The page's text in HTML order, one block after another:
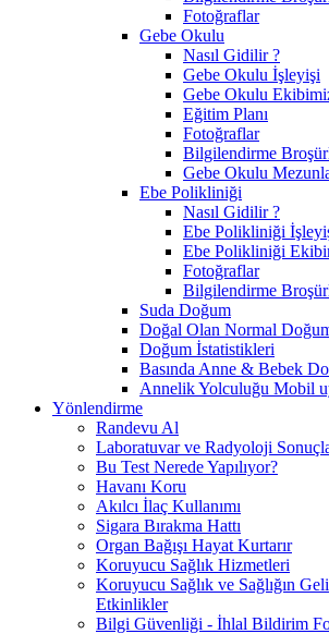
Fotoğraflar
Gebe Okulu
Nasıl Gidilir ?
Gebe Okulu İşleyişi
Gebe Okulu
Eğitim Planı
Fotoğraflar
Bilgilendirme
Gebe Okulu
Ebe Polikliniği
Nasıl Gidilir ?
Ebe Polikliniği
Ebe Polikliniği
Fotoğraflar
Bilgilendirme
Suda Doğum
Doğal Olan Normal
Doğum İstatistikleri
Basında Anne & Bebek
Annelik Yolculuğu Mobil
Yönlendirme
Randevu Al
Laboratuvar ve Radyoloji
Bu Test Nerede Yapılıyor?
Havanı Koru
Akılcı İlaç Kullanımı
Sigara Bırakma Hattı
Organ Bağışı Hayat Kurtarır
Koruyucu Sağlık Hizmetleri
Koruyucu Sağlık ve Sağlığın
Etkinlikler
Bilgi Güvenliği - İhlal Bildirim